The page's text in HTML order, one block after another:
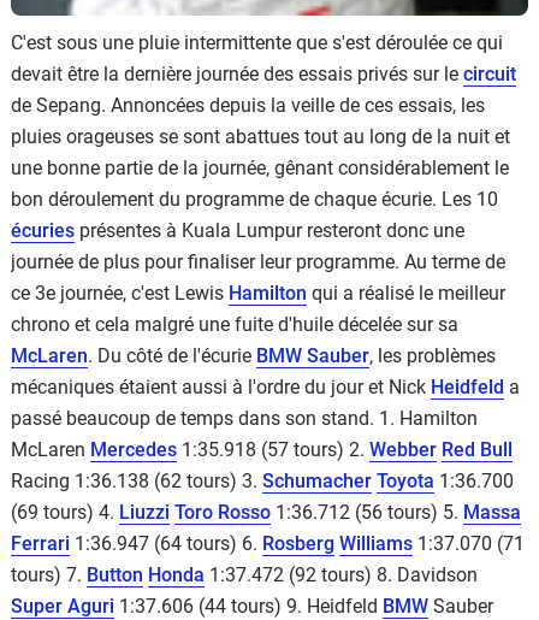
C'est sous une pluie intermittente que s'est déroulée ce qui
devait être la dernière journée des essais privés sur le circuit
de Sepang. Annoncées depuis la veille de ces essais, les
pluies orageuses se sont abattues tout au long de la nuit et
une bonne partie de la journée, gênant considérablement le
bon déroulement du programme de chaque écurie. Les 10
écuries présentes à Kuala Lumpur resteront donc une
journée de plus pour finaliser leur programme. Au terme de
ce 3e journée, c'est Lewis Hamilton qui a réalisé le meilleur
chrono et cela malgré une fuite d'huile décelée sur sa
McLaren. Du côté de l'écurie BMW Sauber, les problèmes
mécaniques étaient aussi à l'ordre du jour et Nick Heidfeld a
passé beaucoup de temps dans son stand. 1. Hamilton
McLaren Mercedes 1:35.918 (57 tours) 2. Webber Red Bull
Racing 1:36.138 (62 tours) 3. Schumacher Toyota 1:36.700
(69 tours) 4. Liuzzi Toro Rosso 1:36.712 (56 tours) 5. Massa
Ferrari 1:36.947 (64 tours) 6. Rosberg Williams 1:37.070 (71
tours) 7. Button Honda 1:37.472 (92 tours) 8. Davidson
Super Aguri 1:37.606 (44 tours) 9. Heidfeld BMW Sauber